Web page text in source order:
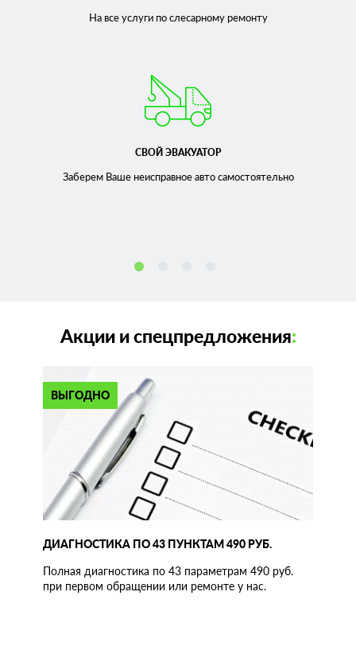
На все услуги по слесарномуремонту
СВОЙ ЭВАКУАТОР
Заберем Ваше неисправноеавто самостоятельно
Акции и спецпредложения:
ВЫГОДНО
ДИАГНОСТИКА ПО 43 ПУНКТАМ 490 РУБ.
Полная диагностика по 43 параметрам 490 руб.
при первом обращении или ремонте у нас.